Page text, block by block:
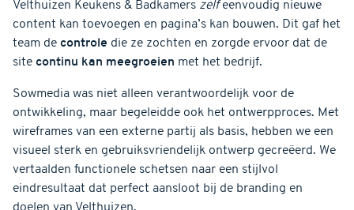
Velthuizen Keukens & Badkamers zelfeenvoudig nieuwe
content kan toevoegen en pagina’s kan bouwen. Dit gaf het
team de controle die ze zochten en zorgde ervoor dat de
site continu kan meegroeien met het bedrijf.
Sowmedia was niet alleen verantwoordelijk voor de
ontwikkeling, maar begeleidde ook het ontwerpproces. Met
wireframes van een externe partij als basis, hebben we een
visueel sterk en gebruiksvriendelijk ontwerp gecreëerd. We
vertaalden functionele schetsen naar een stijlvol
eindresultaat dat perfect aansloot bij de branding en